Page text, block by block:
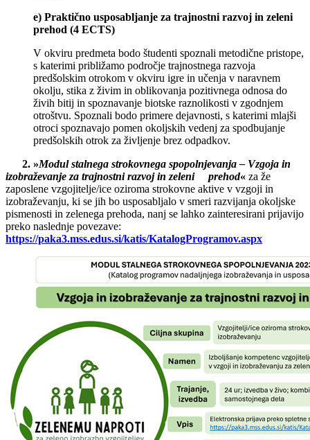
e) Praktično usposabljanje za trajnostni razvoj in zeleni
prehod (4 ECTS)
V okviru predmeta bodo študenti spoznali metodične pristope,
s katerimi približamo področje trajnostnega razvoja
predšolskim otrokom v okviru igre in učenja v naravnem
okolju, stika z živim in oblikovanja pozitivnega odnosa do
živih bitij in spoznavanje biotske raznolikosti v zgodnjem
otroštvu. Spoznali bodo primere dejavnosti, s katerimi mlajši
otroci spoznavajo pomen okoljskih vedenj za spodbujanje
predšolskih otrok za življenje brez odpadkov.
2. »Modul stalnega strokovnega spopolnjevanja – Vzgoja in
izobraževanje za trajnostni razvoj in zeleni prehod« za že
zaposlene vzgojitelje/ice oziroma strokovne aktive v vzgoji in
izobraževanju, ki se jih bo usposabljalo v smeri razvijanja okoljske
pismenosti in zelenega prehoda, nanj se lahko zainteresirani prijavijo
preko naslednje povezave:
https://paka3.mss.edus.si/katis/KatalogProgramov.aspx